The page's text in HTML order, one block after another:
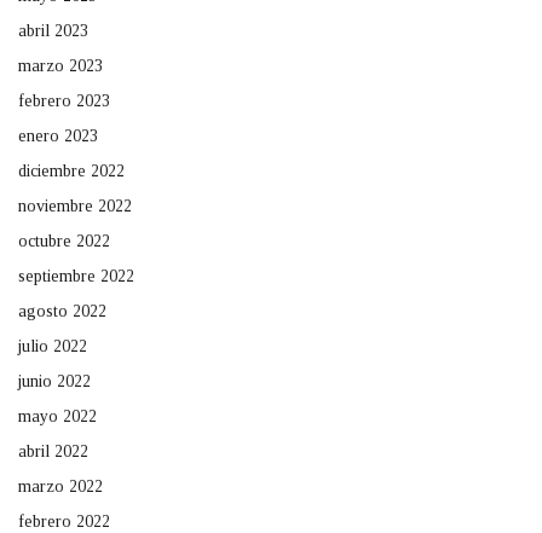
abril 2023
marzo 2023
febrero 2023
enero 2023
diciembre 2022
noviembre 2022
octubre 2022
septiembre 2022
agosto 2022
julio 2022
junio 2022
mayo 2022
abril 2022
marzo 2022
febrero 2022